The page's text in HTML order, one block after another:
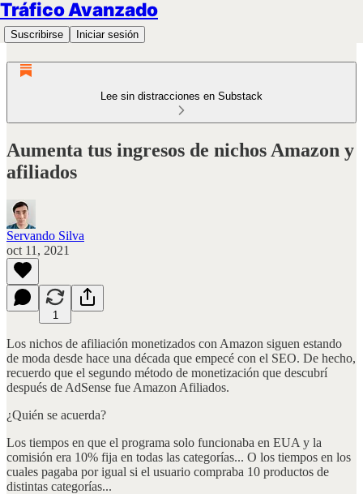
Tráfico Avanzado
Suscribirse Iniciar sesión
Lee sin distracciones en Substack
Aumenta tus ingresos de nichos Amazon y
afiliados
Servando Silva
oct 11, 2021
1
Los nichos de afiliación monetizados con Amazon siguen estando
de moda desde hace una década que empecé con el SEO. De hecho,
recuerdo que el segundo método de monetización que descubrí
después de AdSense fue Amazon Afiliados.
¿Quién se acuerda?
Los tiempos en que el programa solo funcionaba en EUA y la
comisión era 10% fija en todas las categorías... O los tiempos en los
cuales pagaba por igual si el usuario compraba 10 productos de
distintas categorías...